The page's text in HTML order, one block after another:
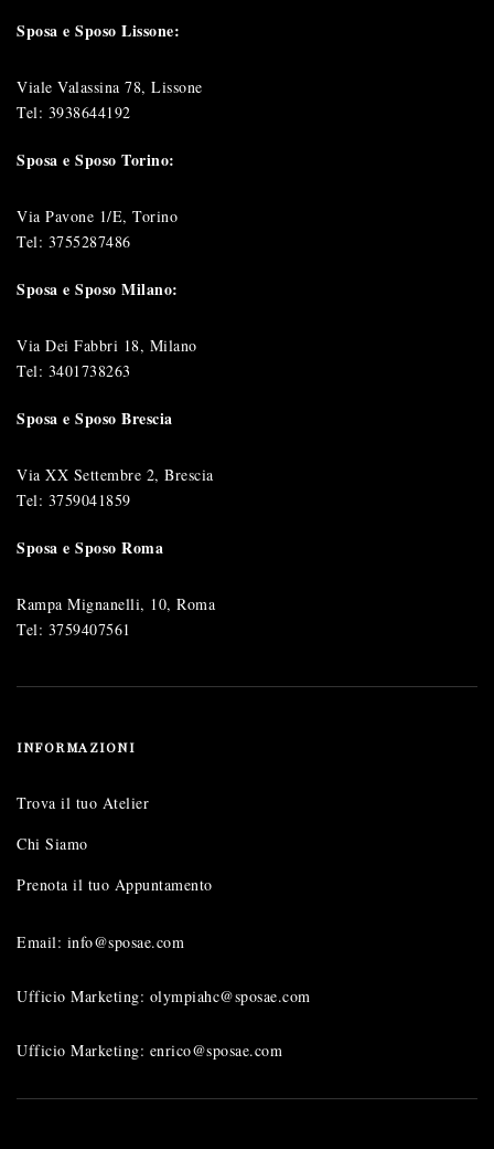
Sposa e Sposo Lissone:
Viale Valassina 78, Lissone
Tel: 3938644192
Sposa e Sposo Torino:
Via Pavone 1/E, Torino
Tel: 3755287486
Sposa e Sposo Milano:
Via Dei Fabbri 18, Milano
Tel: 3401738263
Sposa e Sposo Brescia
Via XX Settembre 2, Brescia
Tel: 3759041859
Sposa e Sposo Roma
Rampa Mignanelli, 10, Roma
Tel: 3759407561
INFORMAZIONI
Trova il tuo Atelier
Chi Siamo
Prenota il tuo Appuntamento
Email: info@sposae.com
Ufficio Marketing: olympiahc@sposae.com
Ufficio Marketing: enrico@sposae.com